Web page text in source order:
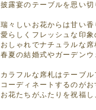
披露宴のテーブルを思い切
瑞々しいお花からは甘い香
愛らしくフレッシュな印象
おしゃれでナチュラルな席
春夏の結婚式やガーデンウ
カラフルな席札はテーブル
コーディネートするのがお
お花たちがふたりを祝福